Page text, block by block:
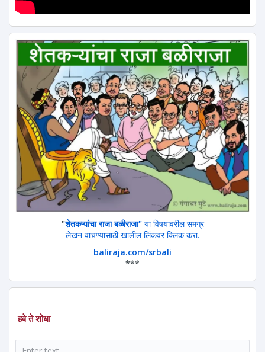
"शेतकऱ्यांचा राजा बळीराजा"या विषयावरील समग्र
लेखन वाचण्यासाठी खालील लिंकवर क्लिक करा.
baliraja.com/srbali
***
हवे ते शोधा
शोध